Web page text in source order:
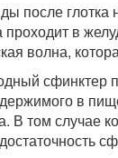
после
в
волна,
сфинктер
в
В том случае